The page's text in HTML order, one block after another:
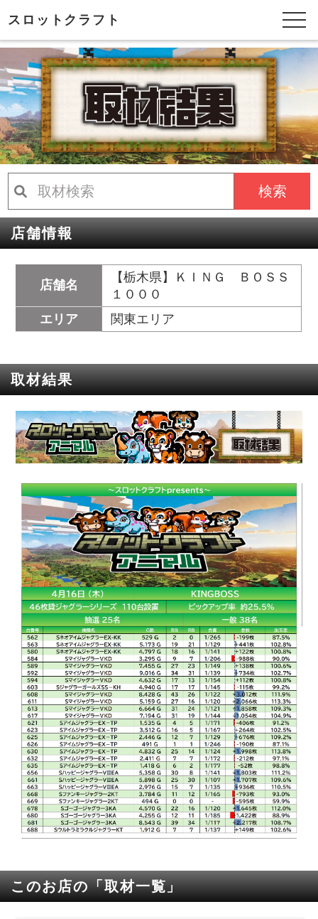
スロットクラフト
検索
店舗情報
店舗名
【栃木県】ＫＩＮＧ ＢＯＳＳ
１０００
エリア
関東エリア
取材結果
このお店の「取材一覧」